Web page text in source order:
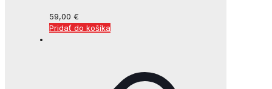
59,00 €
Pridať do košíka